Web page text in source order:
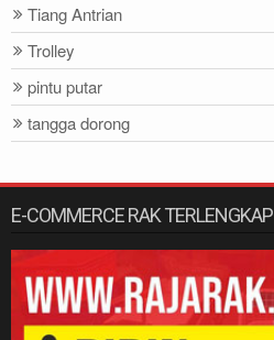
Tiang Antrian
Trolley
pintu putar
tangga dorong
E-COMMERCE RAK TERLENGKAP